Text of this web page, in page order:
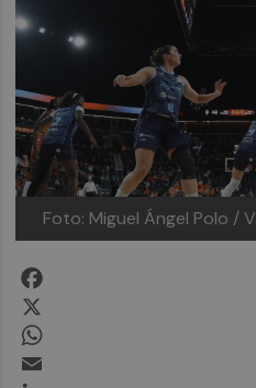
Foto: Miguel Ángel Polo /